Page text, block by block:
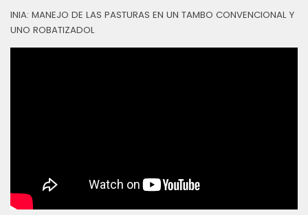
INIA: MANEJO DE LAS PASTURAS EN UN TAMBO CONVENCIONAL Y
UNO ROBATIZADOL